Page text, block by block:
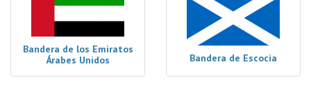
Bandera de los Emiratos
Árabes Unidos
Bandera de Escocia